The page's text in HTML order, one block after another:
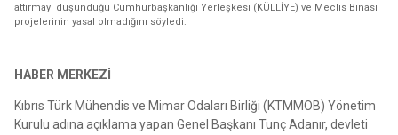
attırmayı düşündüğü Cumhurbaşkanlığı Yerleşkesi (KÜLLİYE) ve Meclis Binası
projelerinin yasal olmadığını söyledi.
HABER MERKEZİ
Kıbrıs Türk Mühendis ve Mimar Odaları Birliği (KTMMOB) Yönetim
Kurulu adına açıklama yapan Genel Başkanı Tunç Adanır, devleti